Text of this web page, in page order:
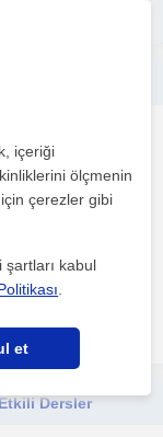
Dersler
içeriği
ölçmenin
çerezler gibi
şartları kabul
et